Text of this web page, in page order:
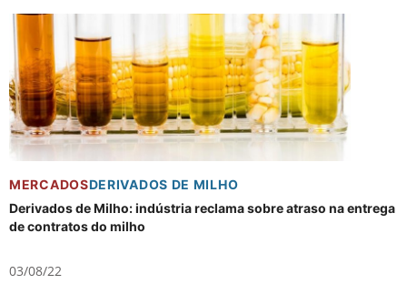
MERCADOSDERIVADOS DE MILHO
Derivados de Milho: indústria reclama sobre atraso na entrega
de contratos do milho
03/08/22